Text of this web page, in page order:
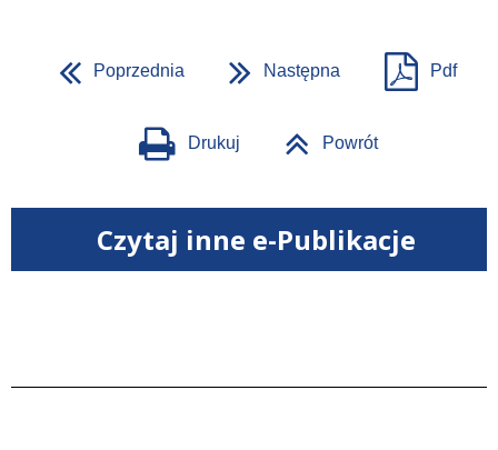
Poprzednia Następna Pdf
Drukuj Powrót
Czytaj inne e-Publikacje